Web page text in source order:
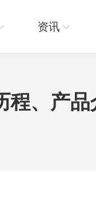
资讯
、产品
关于